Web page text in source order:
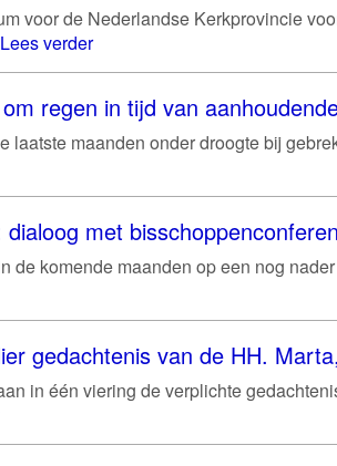
voor de Nederlandse Kerkprovincie
Lees verder
regen in tijd van
laatste maanden onder droogte bij
dialoog met
de komende maanden op een nog
gedachtenis van de HH.
in één viering de verplichte